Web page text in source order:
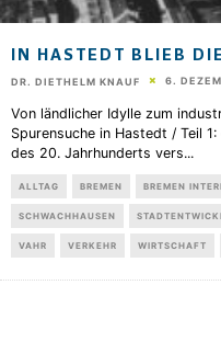
IN HASTEDT BLIEB
DR. DIETHELM KNAUF 6.
Von ländlicher Idylle zum
Spurensuche in Hastedt / Teil
des 20. Jahrhunderts vers...
ALLTAG BREMEN BREMEN
SCHWACHHAUSEN
VAHR VERKEHR WIRTSCHAFT